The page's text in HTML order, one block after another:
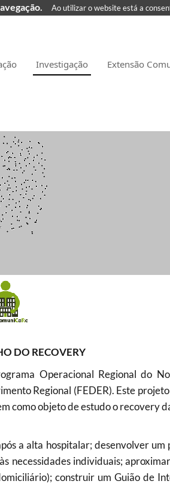
Investigação Extensão
DO RECOVERY
Operacional Regional do
Regional (FEDER). Este
como objeto de estudo o recovery
a alta hospitalar; desenvolver
necessidades individuais;
construir um Guião de
Ao utilizar o website está a